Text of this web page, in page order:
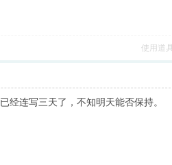
使用道具
经连写三天了，不知明天能否保持。